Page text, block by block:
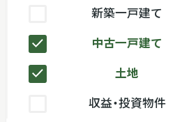
新築一戸建て
中古一戸建て
土地
収益・投資物件
JR南武線「平
間」駅徒歩2